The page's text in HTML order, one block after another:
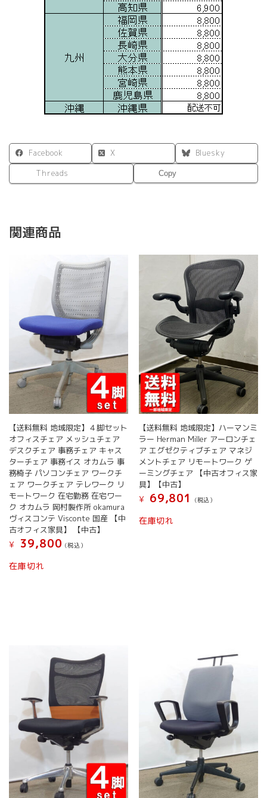
Facebook X
Bluesky
Threads
Copy
関連商品
【送料無料 地域限定】４脚セット
オフィスチェア メッシュチェア
デスクチェア 事務チェア キャス
ターチェア 事務イス オカムラ 事
務椅子 パソコンチェア ワークチ
ェア ワークチェア テレワーク リ
モートワーク 在宅勤務 在宅ワー
ク オカムラ 岡村製作所 okamura
ヴィスコンテ Visconte 国産 【中
古オフィス家具】 【中古】
¥
39,800 (税込）
在庫切れ
【送料無料 地域限定】ハーマンミ
ラー Herman Miller アーロンチェ
ア エグゼクティブチェア マネジ
メントチェア リモートワーク ゲ
ーミングチェア 【中古オフィス家
具】【中古】
¥
69,801 (税込）
在庫切れ